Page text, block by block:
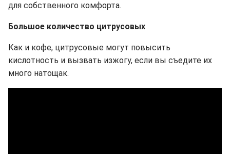
для собственного комфорта.
Большое количество цитрусовых
Как и кофе, цитрусовые могут повысить
кислотность и вызвать изжогу, если вы съедите их
много натощак.